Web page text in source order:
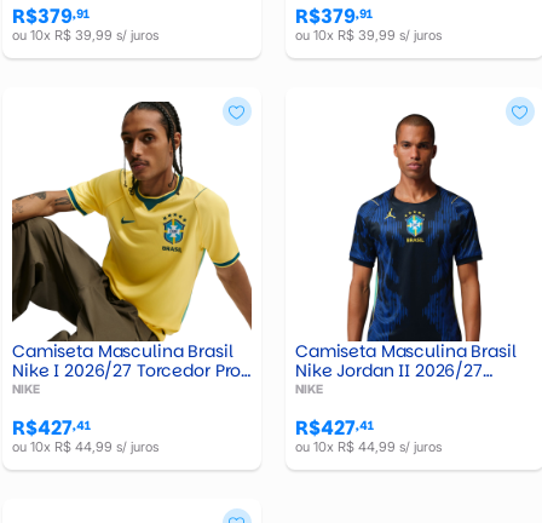
R$379,91
ou 10x R$ 39,99 s/ juros
R$379,91
ou 10x R$ 39,99 s/ juros
Camiseta Masculina Brasil
Nike I 2026/27 Torcedor Pro
- IF7054-724
NIKE
R$427,41
ou 10x R$ 44,99 s/ juros
Camiseta Masculina Brasil
Nike Jordan II 2026/27
Torcedor Pro - IU1072-417
NIKE
R$427,41
ou 10x R$ 44,99 s/ juros